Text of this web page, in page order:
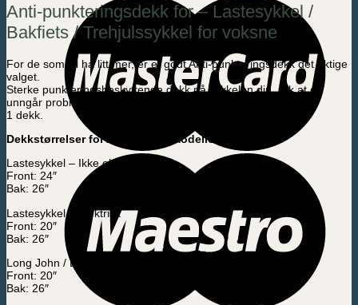
Anti-punkteringsdekk for – Lastesykkel /
Bakfiets / Trehjulssykkel for voksne
For de som vil ha litt mer, er et godt Anti-punkteringsdekk det riktige
valget.
Sterke punkteringsbeskyttende dekk på sykkelen din, slik at du
unngår problemer med punkteringer.
1 dekk.
Dekkstørrelser for Amladykler-modeller:
Lastesykkel – Ikke elektrisk
Front: 24″
Bak: 26″
Lastesykkel – Elektrisk
Front: 20″
Bak: 26″
Long John / Bakfiets – Elektrisk
Front: 20″
Bak: 26″